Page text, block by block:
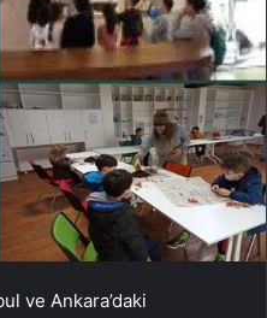
ve Ankara’daki